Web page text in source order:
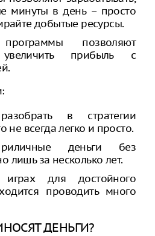
минуты в день – просто
добытые ресурсы.
программы позволяют
увеличить прибыль с
в стратегии
не всегда легко и просто.
деньги без
лишь за несколько лет.
для достойного
проводить много
ДЕНЬГИ?